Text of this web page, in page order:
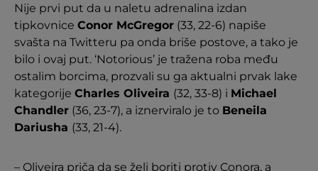
Nije prvi put da u naletu adrenalina izdan
tipkovnice Conor McGregor (33, 22-6) napiše
svašta na Twitteru pa onda briše postove, a tako je
bilo i ovaj put. ‘Notorious’ je tražena roba među
ostalim borcima, prozvali su ga aktualni prvak lake
kategorije Charles Oliveira (32, 33-8) i Michael
Chandler (36, 23-7), a iznerviralo je to Beneila
Dariusha (33, 21-4).
– Oliveira priča da se želi boriti protiv Conora, a